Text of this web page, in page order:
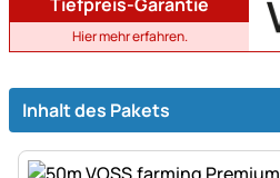
Hier mehr erfahren.
Inhalt des Pakets